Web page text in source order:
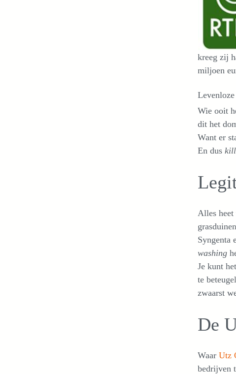
kreeg zij
miljoen
Wie ooit
dit het
Want er
En dus
Alles
Syngenta
washing
Je kunt
te
zwaarst
De
Waar Utz
bedrijven